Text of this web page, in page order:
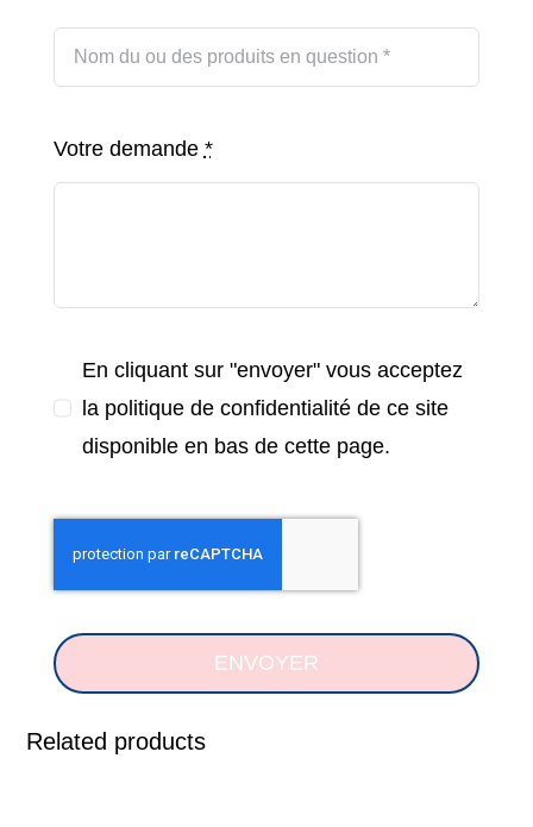
Votre demande *
En cliquant sur "envoyer" vous acceptez
la politique de confidentialité de ce site
disponible en bas de cette page.
ENVOYER
Related products